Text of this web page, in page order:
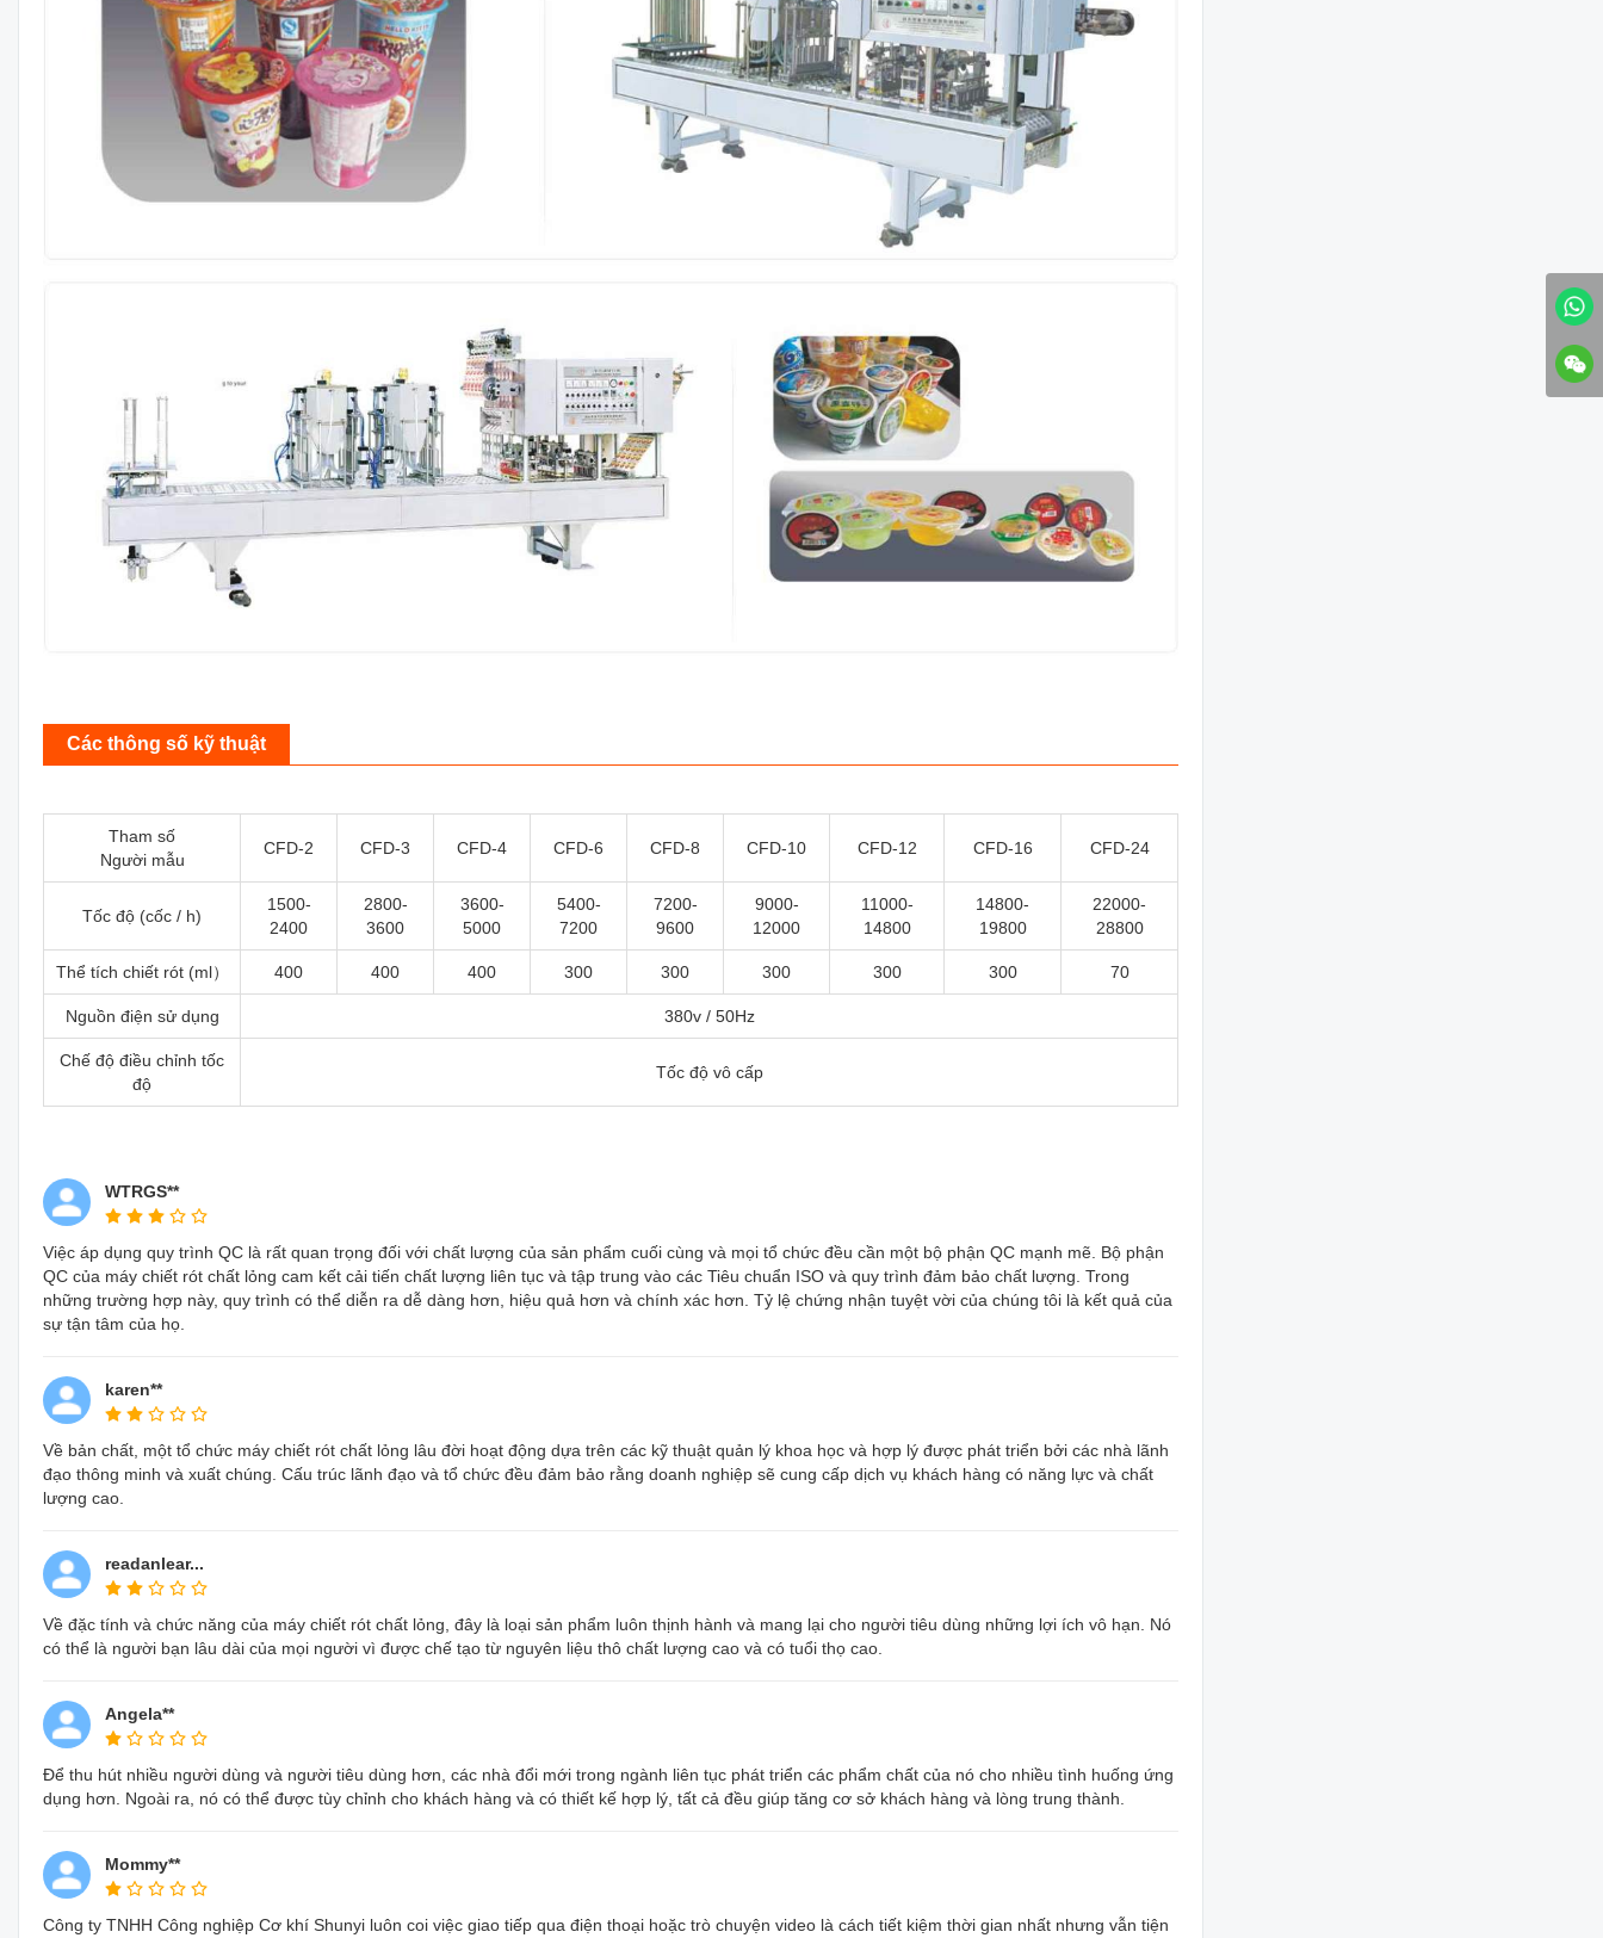
Các thông số kỹ thuật
Tham số
Người mẫu
CFD-2 CFD-3 CFD-4 CFD-6 CFD-8 CFD-10 CFD-12 CFD-16 CFD-24
Tốc độ (cốc / h)
1500-
2400
2800-
3600
3600-
5000
5400-
7200
7200-
9600
9000-
12000
11000-
14800
14800-
19800
22000-
28800
Thể tích chiết rót (ml） 400 400 400 300 300 300 300 300 70
Nguồn điện sử dụng 380v / 50Hz
Chế độ điều chỉnh tốc
độ
Tốc độ vô cấp
WTRGS**
Việc áp dụng quy trình QC là rất quan trọng đối với chất lượng của sản phẩm cuối cùng và mọi tổ chức đều cần một bộ phận QC mạnh mẽ. Bộ phận
QC của máy chiết rót chất lỏng cam kết cải tiến chất lượng liên tục và tập trung vào các Tiêu chuẩn ISO và quy trình đảm bảo chất lượng. Trong
những trường hợp này, quy trình có thể diễn ra dễ dàng hơn, hiệu quả hơn và chính xác hơn. Tỷ lệ chứng nhận tuyệt vời của chúng tôi là kết quả của
sự tận tâm của họ.
karen**
Về bản chất, một tổ chức máy chiết rót chất lỏng lâu đời hoạt động dựa trên các kỹ thuật quản lý khoa học và hợp lý được phát triển bởi các nhà lãnh
đạo thông minh và xuất chúng. Cấu trúc lãnh đạo và tổ chức đều đảm bảo rằng doanh nghiệp sẽ cung cấp dịch vụ khách hàng có năng lực và chất
lượng cao.
readanlear...
Về đặc tính và chức năng của máy chiết rót chất lỏng, đây là loại sản phẩm luôn thịnh hành và mang lại cho người tiêu dùng những lợi ích vô hạn. Nó
có thể là người bạn lâu dài của mọi người vì được chế tạo từ nguyên liệu thô chất lượng cao và có tuổi thọ cao.
Angela**
Để thu hút nhiều người dùng và người tiêu dùng hơn, các nhà đổi mới trong ngành liên tục phát triển các phẩm chất của nó cho nhiều tình huống ứng
dụng hơn. Ngoài ra, nó có thể được tùy chỉnh cho khách hàng và có thiết kế hợp lý, tất cả đều giúp tăng cơ sở khách hàng và lòng trung thành.
Mommy**
Công ty TNHH Công nghiệp Cơ khí Shunyi luôn coi việc giao tiếp qua điện thoại hoặc trò chuyện video là cách tiết kiệm thời gian nhất nhưng vẫn tiện